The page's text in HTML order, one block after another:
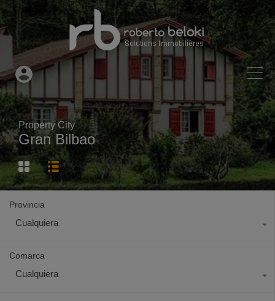
Property City
Gran Bilbao
Provincia
Cualquiera
Comarca
Cualquiera